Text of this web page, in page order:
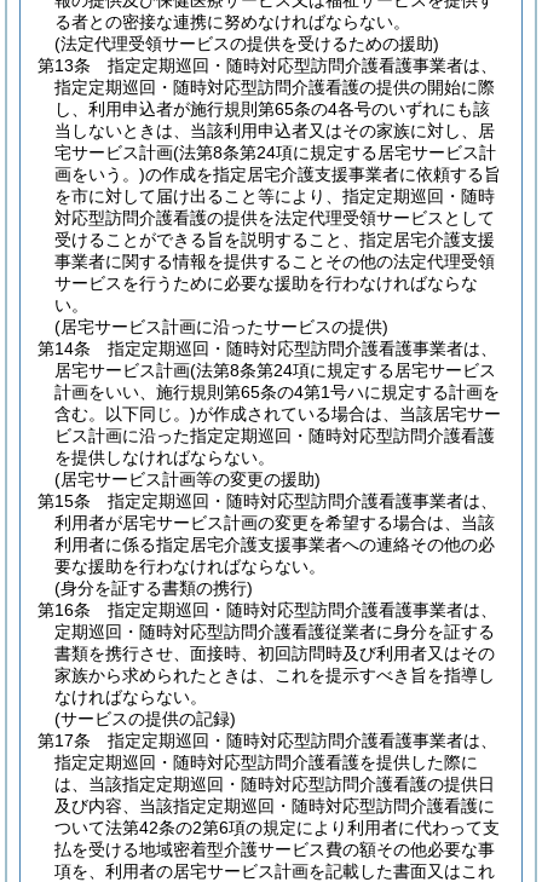
る者との密接な連携に努めなければならない。
(法定代理受領サービスの提供を受けるための援助)
第13条
指定定期巡回・随時対応型訪問介護看護事業者は、
指定定期巡回・随時対応型訪問介護看護の提供の開始に際
し、利用申込者が施行規則第65条の4各号のいずれにも該
当しないときは、当該利用申込者又はその家族に対し、居
宅サービス計画(法第8条第24項に規定する居宅サービス計
画をいう。)の作成を指定居宅介護支援事業者に依頼する旨
を市に対して届け出ること等により、指定定期巡回・随時
対応型訪問介護看護の提供を法定代理受領サービスとして
受けることができる旨を説明すること、指定居宅介護支援
事業者に関する情報を提供することその他の法定代理受領
サービスを行うために必要な援助を行わなければならな
い。
(居宅サービス計画に沿ったサービスの提供)
第14条
指定定期巡回・随時対応型訪問介護看護事業者は、
居宅サービス計画(法第8条第24項に規定する居宅サービス
計画をいい、施行規則第65条の4第1号ハに規定する計画を
含む。以下同じ。)が作成されている場合は、当該居宅サー
ビス計画に沿った指定定期巡回・随時対応型訪問介護看護
を提供しなければならない。
(居宅サービス計画等の変更の援助)
第15条
指定定期巡回・随時対応型訪問介護看護事業者は、
利用者が居宅サービス計画の変更を希望する場合は、当該
利用者に係る指定居宅介護支援事業者への連絡その他の必
要な援助を行わなければならない。
(身分を証する書類の携行)
第16条
指定定期巡回・随時対応型訪問介護看護事業者は、
定期巡回・随時対応型訪問介護看護従業者に身分を証する
書類を携行させ、面接時、初回訪問時及び利用者又はその
家族から求められたときは、これを提示すべき旨を指導し
なければならない。
(サービスの提供の記録)
第17条
指定定期巡回・随時対応型訪問介護看護事業者は、
指定定期巡回・随時対応型訪問介護看護を提供した際に
は、当該指定定期巡回・随時対応型訪問介護看護の提供日
及び内容、当該指定定期巡回・随時対応型訪問介護看護に
ついて法第42条の2第6項の規定により利用者に代わって支
払を受ける地域密着型介護サービス費の額その他必要な事
項を、利用者の居宅サービス計画を記載した書面又はこれ